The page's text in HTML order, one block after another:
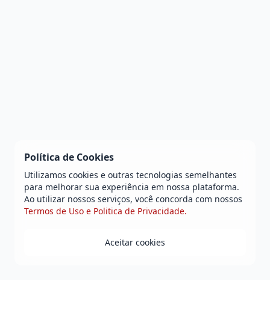
Política de Cookies
Utilizamos cookies e outras tecnologias semelhantes
para melhorar sua experiência em nossa plataforma.
Ao utilizar nossos serviços, você concorda com nossos
Termos de Uso e Politica de Privacidade.
Aceitar cookies